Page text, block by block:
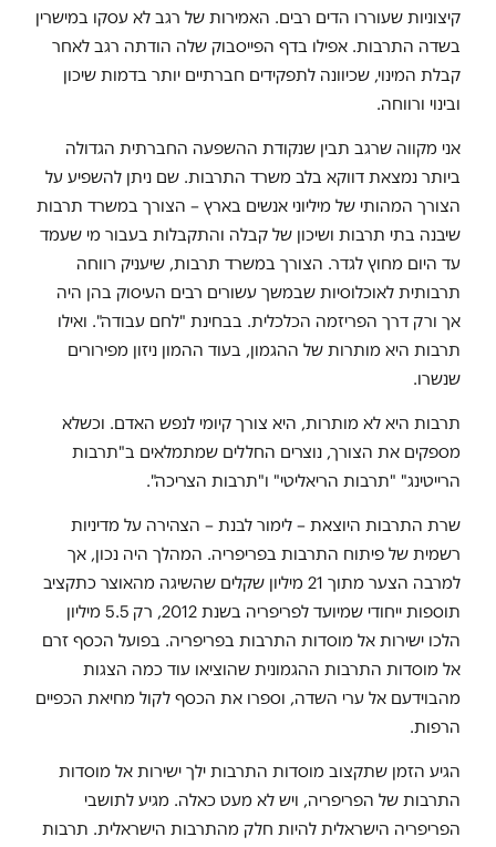
קיצוניות שעוררו הדים רבים. האמירות של רגב לא עסקו במישרין
בשדה התרבות. אפילו בדף הפייסבוק שלה הודתה רגב לאחר
קבלת המינוי, שכיוונה לתפקידים חברתיים יותר בדמות שיכון
ובינוי ורווחה.
אני מקווה שרגב תבין שנקודת ההשפעה החברתית הגדולה
ביותר נמצאת דווקא בלב משרד התרבות. שם ניתן להשפיע על
הצורך המהותי של מיליוני אנשים בארץ – הצורך במשרד תרבות
שיבנה בתי תרבות ושיכון של קבלה והתקבלות בעבור מי שעמד
עד היום מחוץ לגדר. הצורך במשרד תרבות, שיעניק רווחה
תרבותית לאוכלוסיות שבמשך עשורים רבים העיסוק בהן היה
אך ורק דרך הפריזמה הכלכלית. בבחינת "לחם עבודה". ואילו
תרבות היא מותרות של ההגמון, בעוד ההמון ניזון מפירורים
שנשרו.
תרבות היא לא מותרות, היא צורך קיומי לנפש האדם. וכשלא
מספקים את הצורך, נוצרים החללים שמתמלאים ב"תרבות
הרייטינג" "תרבות הריאליטי" ו"תרבות הצריכה".
שרת התרבות היוצאת – לימור לבנת – הצהירה על מדיניות
רשמית של פיתוח התרבות בפריפריה. המהלך היה נכון, אך
למרבה הצער מתוך 21 מיליון שקלים שהשיגה מהאוצר כתקציב
תוספות ייחודי שמיועד לפריפריה בשנת 2012, רק 5.5 מיליון
הלכו ישירות אל מוסדות התרבות בפריפריה. בפועל הכסף זרם
אל מוסדות התרבות ההגמונית שהוציאו עוד כמה הצגות
מהבוידעם אל ערי השדה, וספרו את הכסף לקול מחיאת הכפיים
הרפות.
הגיע הזמן שתקצוב מוסדות התרבות ילך ישירות אל מוסדות
התרבות של הפריפריה, ויש לא מעט כאלה. מגיע לתושבי
הפריפריה הישראלית להיות חלק מהתרבות הישראלית. תרבות